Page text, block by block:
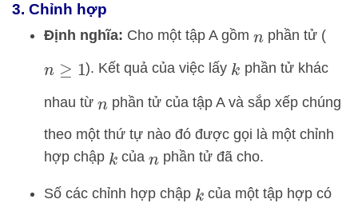
3. Chỉnh hợp
Định nghĩa: Cho một tập A gồm nphần tử (
n≥1 ). Kết quả của việc lấy k phần tử khác
nhau từ n phần tử của tập A và sắp xếp chúng
theo một thứ tự nào đó được gọi là một chỉnh
hợp chập k củan phần tử đã cho.
Số các chỉnh hợp chập k của một tập hợp có